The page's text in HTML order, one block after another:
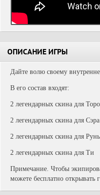
ОПИСАНИЕ ИГРЫ
Дайте волю своему
В его состав входят:
2 легендарных скина для Торо
2 легендарных скина для
2 легендарных скина для
2 легендарных скина для Ти
Примечание. Чтобы
можете бесплатно открывать